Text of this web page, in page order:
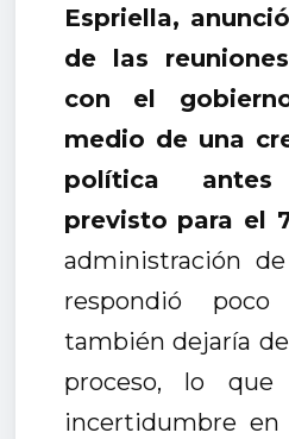
Espriella,
de las
con el
medio de una
política
previsto para el
administración
respondió
también dejaría
proceso, lo
incertidumbre